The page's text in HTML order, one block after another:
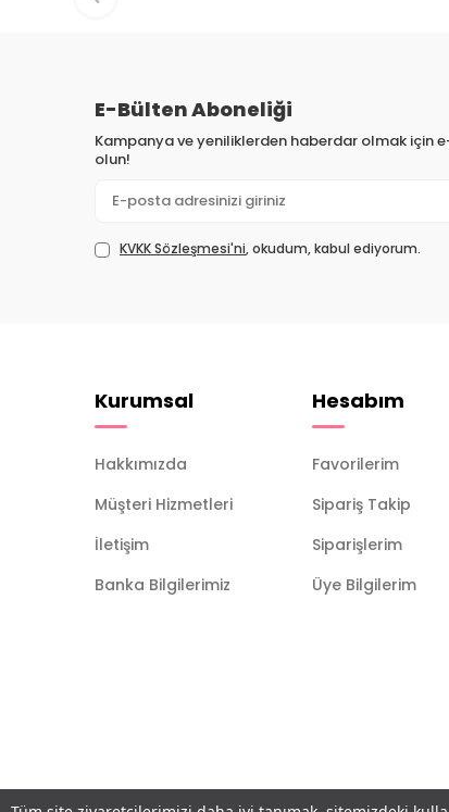
E-Bülten Aboneliği
Kampanya ve yeniliklerden haberdar olmak için
olun!
KVKK Sözleşmesi'ni, okudum, kabul ediyorum.
Kurumsal
Hakkımızda
Müşteri Hizmetleri
İletişim
Banka Bilgilerimiz
Hesabım
Favorilerim
Sipariş Takip
Siparişlerim
Üye Bilgilerim